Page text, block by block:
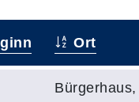
Ort
Bürgerhaus,